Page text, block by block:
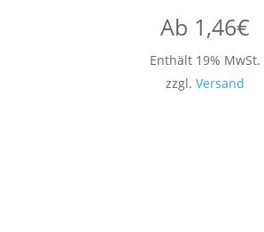
Ab 1,46€
Enthält 19% MwSt.
zzgl. Versand